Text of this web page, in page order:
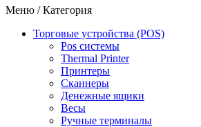
Меню / Категория
Торговые устройства (POS)
Pos системы
Thermal Printer
Принтеры
Сканнеры
Денежные ящики
Весы
Ручные терминалы